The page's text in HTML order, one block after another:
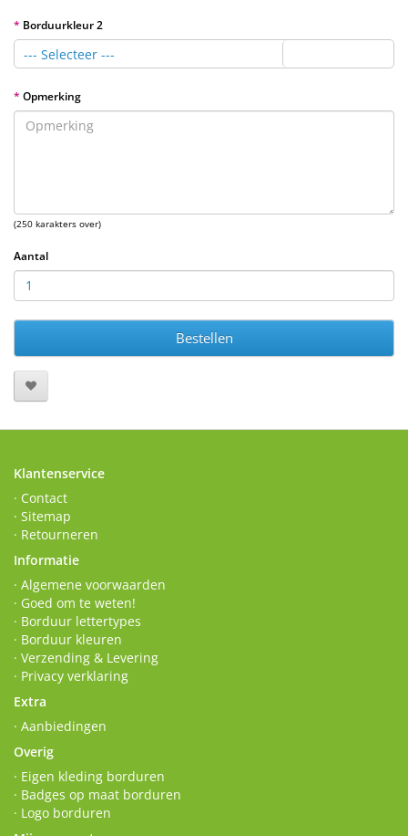
Borduurkleur 2
--- Selecteer ---
Opmerking
(250 karakters over)
Aantal
Bestellen
Klantenservice
· Contact
· Sitemap
· Retourneren
Informatie
· Algemene voorwaarden
· Goed om te weten!
· Borduur lettertypes
· Borduur kleuren
· Verzending & Levering
· Privacy verklaring
Extra
· Aanbiedingen
Overig
· Eigen kleding borduren
· Badges op maat borduren
· Logo borduren